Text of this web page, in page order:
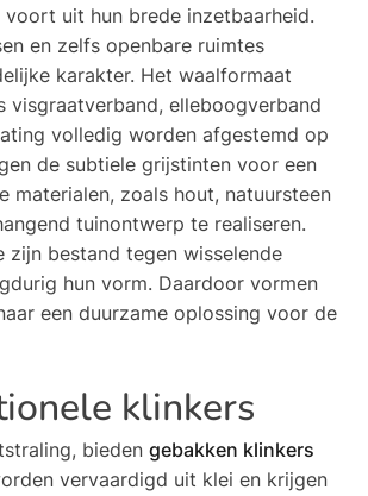
uit hun brede inzetbaarheid.
en zelfs openbare ruimtes
karakter. Het waalformaat
visgraatverband, elleboogverband
volledig worden afgestemd op
de subtiele grijstinten voor een
materialen, zoals hout, natuursteen
tuinontwerp te realiseren.
bestand tegen wisselende
hun vorm. Daardoor vormen
een duurzame oplossing voor de
klinkers
bieden gebakken klinkers
vervaardigd uit klei en krijgen